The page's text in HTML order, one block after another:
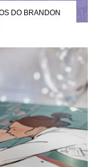
DO BRANDON